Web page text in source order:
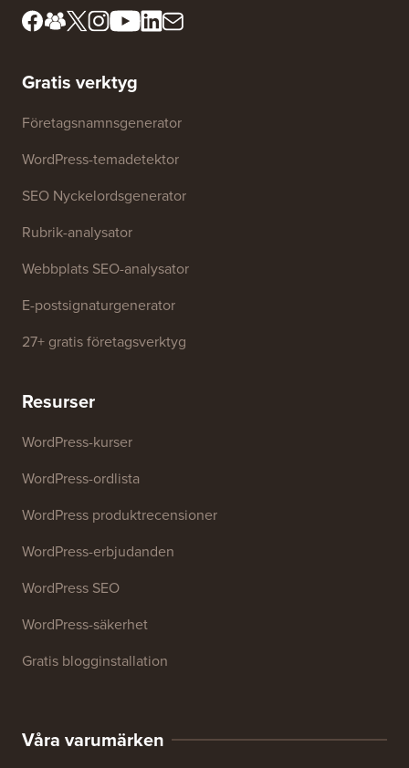
Möt vårt granskningsråd
varumärkesresurser
Gratis verktyg
Företagsnamnsgenerator
WordPress-temadetektor
SEO Nyckelordsgenerator
Webbplats SEO-analysator
E-postsignaturgenerator
27+ gratis företagsverktyg
Resurser
WordPress-kurser
WordPress-ordlista
WordPress produktrecensioner
WordPress SEO